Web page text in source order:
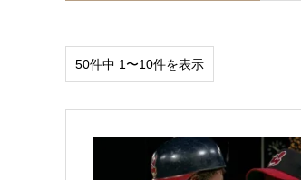
50件中 1〜10件を表示